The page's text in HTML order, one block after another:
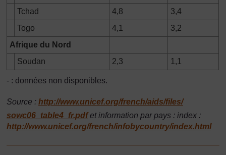
Tchad
4,8
3,4
Togo
4,1
3,2
Afrique du Nord
Soudan
2,3 1,1
- : données non disponibles.
Source : http://www.unicef.org/french/aids/files/
sowc06_table4_fr.pdfet information par pays : index :
http://www.unicef.org/french/infobycountry/index.html